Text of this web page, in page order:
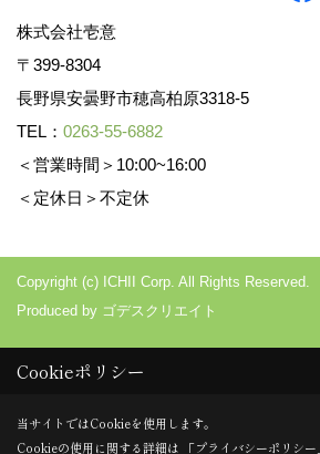
株式会社壱意
〒399-8304
長野県安曇野市穂高柏原3318-5
TEL： 0263-55-6882
＜営業時間＞10:00~16:00
＜定休日＞不定休
Copyright (c) ICHII Corp. All Rights Reserved.
Produced by ゴデスクリエイト
Cookieポリシー
当サイトではCookieを使用します。
Cookieの使用に関する詳細は 「プライバシーポリシー